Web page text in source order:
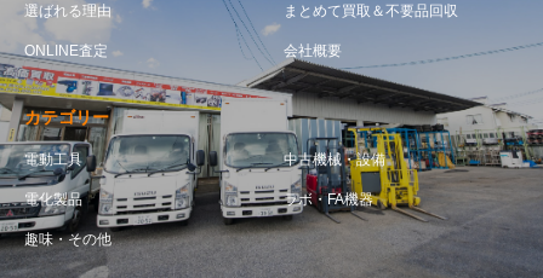
選ばれる理由 まとめて買取＆不要品回収
ONLINE査定 会社概要
カテゴリー
電動工具 中古機械・設備
電化製品 ラボ・FA機器
趣味・その他